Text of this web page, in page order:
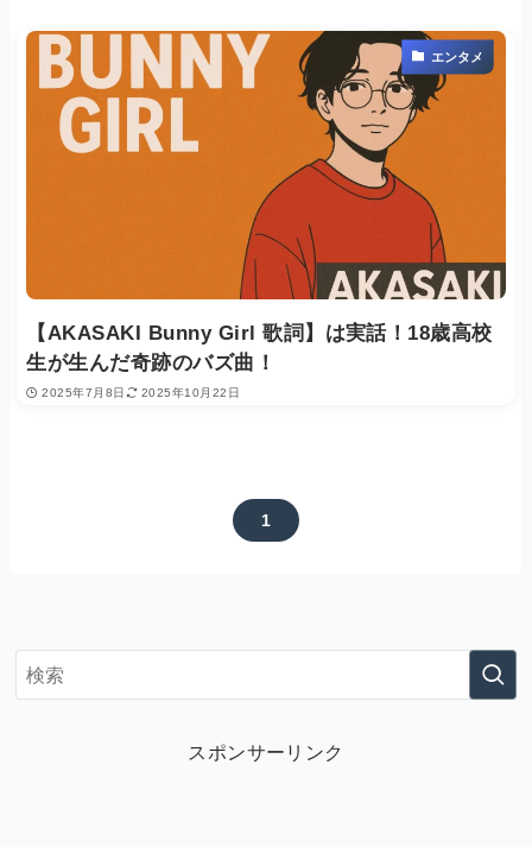
エンタメ
【AKASAKI Bunny Girl 歌詞】は実話！18歳高校
生が生んだ奇跡のバズ曲！
2025年7月8日 2025年10月22日
1
スポンサーリンク